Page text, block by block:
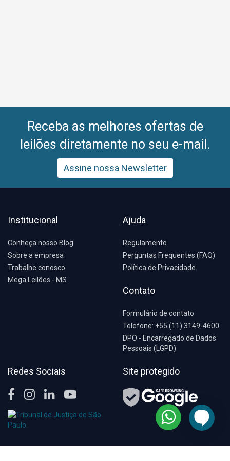
Receba as melhores ofertas de
leilões diretamente no seu e-mail.
Assine nossa Newsletter
Institucional
Conheça nosso Blog
Sobre a empresa
Trabalhe conosco
Mega Leilões - MS
Ajuda
Regulamento
Perguntas Frequentes (FAQ)
Política de Privacidade
Contato
Formulário de contato
Telefone: +55 (11) 3149-4600
DPO - Encarregado de Dados
Pessoais (LGPD)
Redes Sociais Site protegido